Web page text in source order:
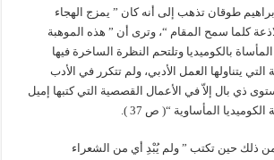
طوقان تذهب إلى أنه كان ” يمزج الهجاء
كلما سمح المقام “، وترى أن ” هذه الموهبة
المأساة بالكوميديا وتلتحم النظرة الساخرة فيها
التي يتناولها العمل الأدبي، ولم تتكرر في الأدب
ذي بال إلاّ في الأعمال القصصية التي كتبها إميل
المأساوية “( ص 37 ).
ذلك حين تكتب ” ولم يُبْدِ أي من الشعراء